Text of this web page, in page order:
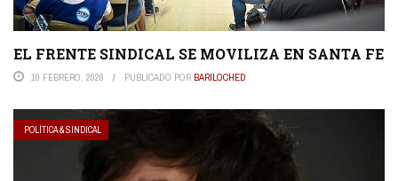
EL FRENTE SINDICAL SE MOVILIZA EN SANTA FE
10 FEBRERO, 2026 PUBLICADO POR BARILOCHED
POLÍTICA & SINDICAL